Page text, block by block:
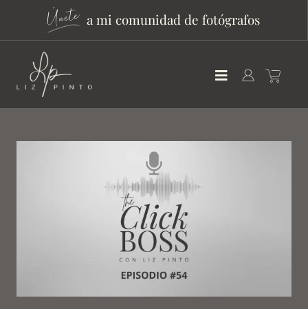
a mi comunidad de fotógrafos